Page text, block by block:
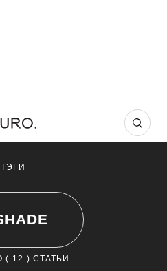
ТЭГИ
( 12 ) СТАТЬИ